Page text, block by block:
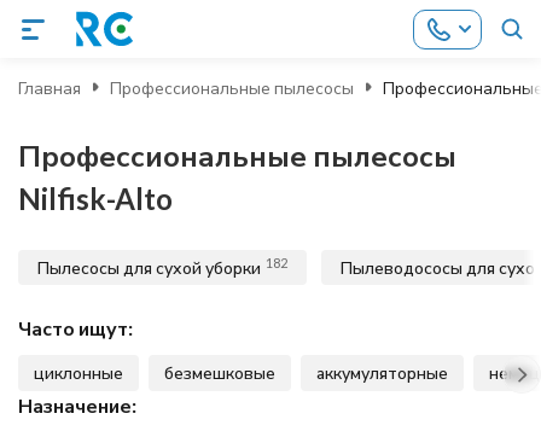
Главная Профессиональные пылесосы
Профессиональные пылесосы
Nilfisk-Alto
Пылесосы для сухой уборки 182 Пылеводососы для
Часто ищут:
циклонные безмешковые аккумуляторные
Назначение: